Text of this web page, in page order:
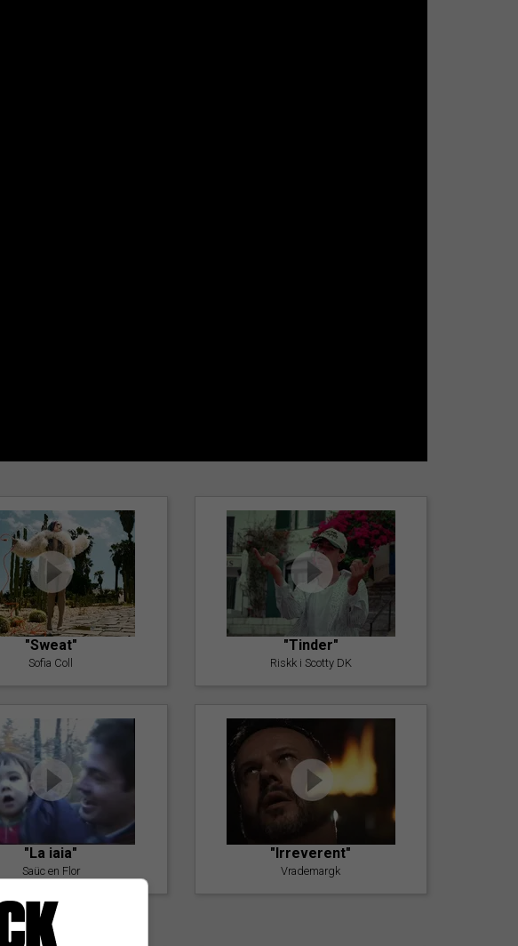
"Sweat"
Sofia Coll
"Tinder"
Riskk i Scotty DK
"La iaia"
Saüc en Flor
"Irreverent"
Vrademargk